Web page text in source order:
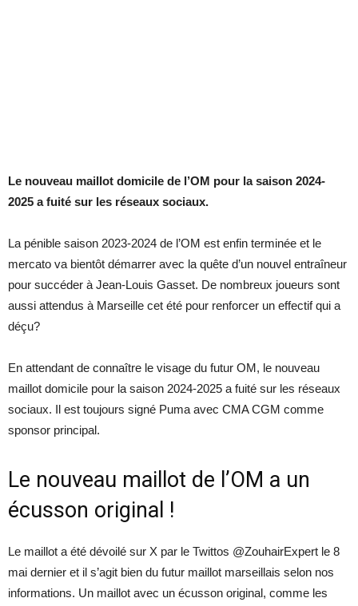
Le nouveau maillot domicile de l’OM pour la saison 2024-
2025 a fuité sur les réseaux sociaux.
La pénible saison 2023-2024 de l’OM est enfin terminée et le
mercato va bientôt démarrer avec la quête d’un nouvel entraîneur
pour succéder à Jean-Louis Gasset. De nombreux joueurs sont
aussi attendus à Marseille cet été pour renforcer un effectif qui a
déçu?
En attendant de connaître le visage du futur OM, le nouveau
maillot domicile pour la saison 2024-2025 a fuité sur les réseaux
sociaux. Il est toujours signé Puma avec CMA CGM comme
sponsor principal.
Le nouveau maillot de l’OM a un
écusson original !
Le maillot a été dévoilé sur X par le Twittos @ZouhairExpert le 8
mai dernier et il s’agit bien du futur maillot marseillais selon nos
informations. Un maillot avec un écusson original, comme les